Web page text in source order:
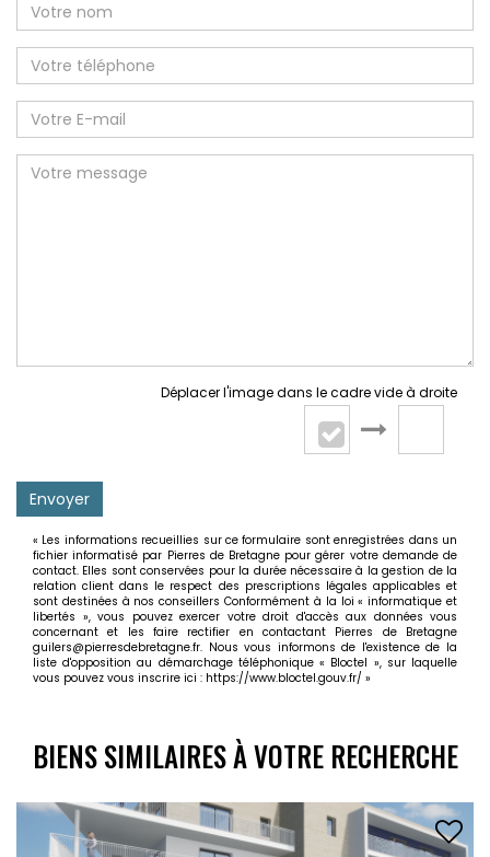
Déplacer l'image dans le cadre vide à droite
Envoyer
« Les informations recueillies sur ce formulaire sont enregistrées dans un
fichier informatisé par Pierres de Bretagne pour gérer votre demande de
contact. Elles sont conservées pour la durée nécessaire à la gestion de la
relation client dans le respect des prescriptions légales applicables et
sont destinées à nos conseillers Conformément à la loi « informatique et
libertés », vous pouvez exercer votre droit d'accès aux données vous
concernant et les faire rectifier en contactant Pierres de Bretagne
guilers@pierresdebretagne.fr. Nous vous informons de l'existence de la
liste d'opposition au démarchage téléphonique « Bloctel », sur laquelle
vous pouvez vous inscrire ici : https://www.bloctel.gouv.fr/ »
BIENS SIMILAIRES À VOTRE RECHERCHE